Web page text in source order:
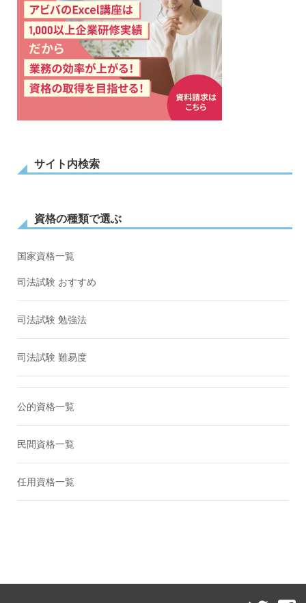
サイト内検索
資格の種類で選ぶ
国家資格一覧
司法試験 おすすめ
司法試験 勉強法
司法試験 難易度
公的資格一覧
民間資格一覧
任用資格一覧